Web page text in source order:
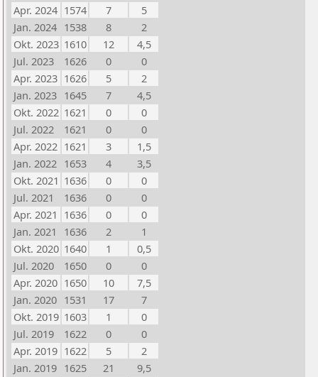
Apr. 2024 1574 7
5
Jan. 2024 1538 8
2
Okt. 2023 1610 12
4,5
Jul. 2023
1626 0
0
Apr. 2023 1626 5
2
Jan. 2023 1645 7
4,5
Okt. 2022 1621 0
0
Jul. 2022
1621 0
0
Apr. 2022 1621 3
1,5
Jan. 2022 1653 4
3,5
Okt. 2021 1636 0
0
Jul. 2021
1636 0
0
Apr. 2021 1636 0
0
Jan. 2021
1636 2
1
Okt. 2020 1640 1
0,5
Jul. 2020
1650 0
0
Apr. 2020 1650 10
7,5
Jan. 2020 1531 17
7
Okt. 2019 1603 1
0
Jul. 2019
1622 0
0
Apr. 2019 1622 5
2
Jan. 2019 1625 21
9,5